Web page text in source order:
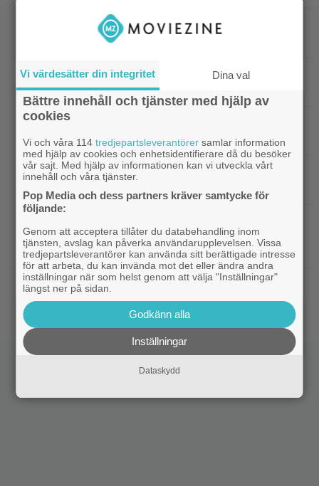
Hör Sveriges märkligaste skratt i
trailern till ”Bäst i världen”
Bioaktuellt|Ny milstolpe för ”The Odyssey” –
kan bli Nolans mest inkomstbringande film
Disney|Dwayne Johnson försvarar ”Vaiana”
efter sågningarna: ”Sånt händer”
TV-tips|Undvik på tv: 2019 kom en skrämmande
klassiker blev en jättesuccé – 97% på Rotten
Tomatoes
HBO Max|Svensk superhjältefilm landar på HBO
Max idag: ”Oväntat charmig”
Vi värdesätter din integritet Dina val
Bättre innehåll och tjänster med hjälp av
cookies
Vi och våra 114tredjepartsleverantörer samlar information
med hjälp av cookies och enhetsidentifierare då du besöker
vår sajt. Med hjälp av informationen kan vi utveckla vårt
innehåll och våra tjänster.
Pop Media och dess partners kräver samtycke för
följande:
Genom att acceptera tillåter du databehandling inom
tjänsten, avslag kan påverka användarupplevelsen. Vissa
tredjepartsleverantörer kan använda sitt berättigade intresse
för att arbeta, du kan invända mot det eller ändra andra
inställningar när som helst genom att välja "Inställningar"
längst ner på sidan.
Godkänn alla
Inställningar
Dataskydd